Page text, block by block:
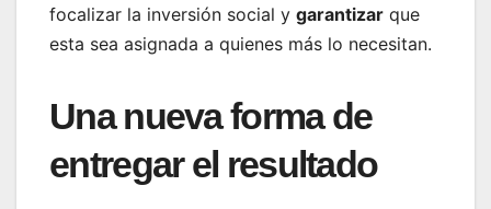
focalizar la inversión social y garantizar que
esta sea asignada a quienes más lo necesitan.
Una nueva forma de
entregar el resultado